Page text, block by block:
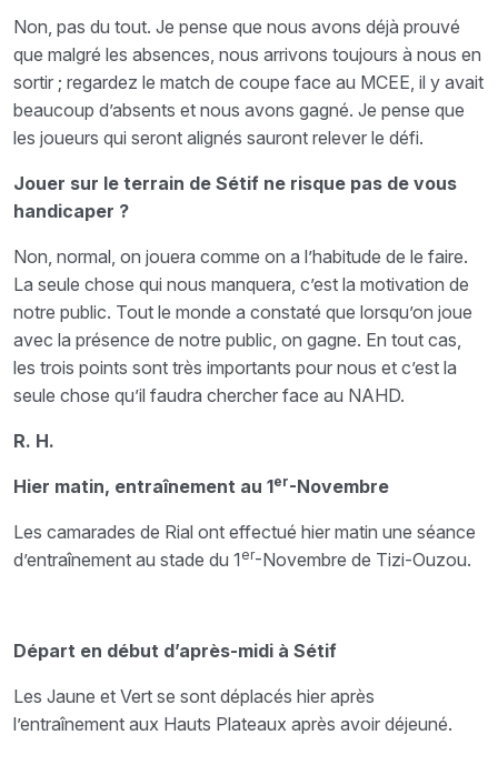
Non, pas du tout. Je pense que nous avons déjà prouvé
que malgré les absences, nous arrivons toujours à nous en
sortir ; regardez le match de coupe face au MCEE, il y avait
beaucoup d’absents et nous avons gagné. Je pense que
les joueurs qui seront alignés sauront relever le défi.
Jouer sur le terrain de Sétif ne risque pas de vous
handicaper ?
Non, normal, on jouera comme on a l’habitude de le faire.
La seule chose qui nous manquera, c’est la motivation de
notre public. Tout le monde a constaté que lorsqu’on joue
avec la présence de notre public, on gagne. En tout cas,
les trois points sont très importants pour nous et c’est la
seule chose qu’il faudra chercher face au NAHD.
R. H.
Hier matin, entraînement au 1er-Novembre
Les camarades de Rial ont effectué hier matin une séance
d’entraînement au stade du 1 er-Novembre de Tizi-Ouzou.
Départ en début d’après-midi à Sétif
Les Jaune et Vert se sont déplacés hier après
l’entraînement aux Hauts Plateaux après avoir déjeuné.